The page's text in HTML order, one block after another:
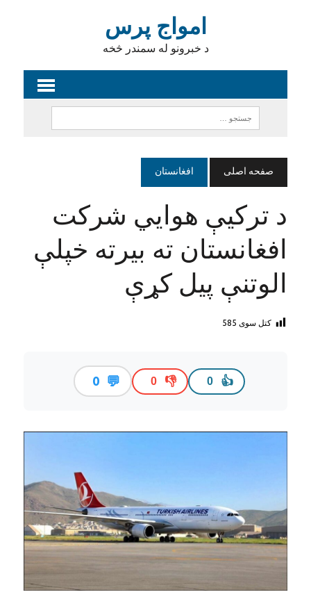
امواج پرس
د خبرونو له سمندر څخه
صفحه اصلی افغانستان
د ترکیې هوايي شرکت
افغانستان ته بیرته خپلې
الوتنې پیل کړې
کتل سوی 585
👍
0
👎
0
💬
0